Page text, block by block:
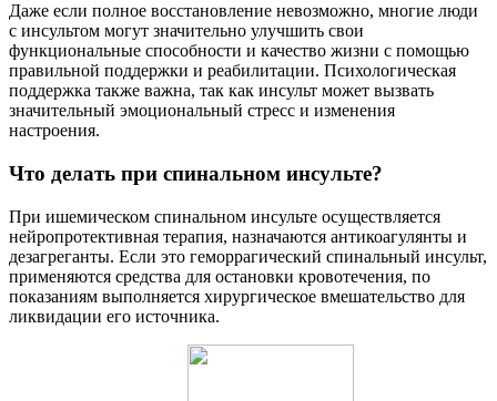
Даже если полное восстановление невозможно, многие люди
с инсультом могут значительно улучшить свои
функциональные способности и качество жизни с помощью
правильной поддержки и реабилитации. Психологическая
поддержка также важна, так как инсульт может вызвать
значительный эмоциональный стресс и изменения
настроения.
Что делать при спинальном инсульте?
При ишемическом спинальном инсульте осуществляется
нейропротективная терапия, назначаются антикоагулянты и
дезагреганты. Если это геморрагический спинальный инсульт,
применяются средства для остановки кровотечения, по
показаниям выполняется хирургическое вмешательство для
ликвидации его источника.